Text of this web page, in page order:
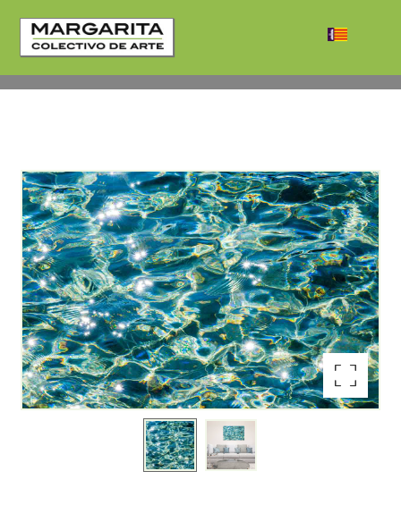
Enlarge the image